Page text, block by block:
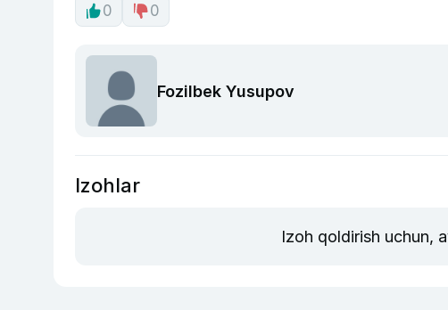
0 0
Fozilbek Yusupov
Izohlar
Izoh qoldirish uchun,